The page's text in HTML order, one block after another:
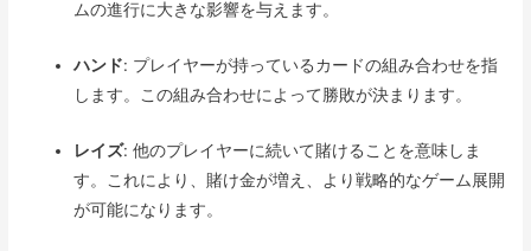
ムの進行に大きな影響を与えます。
ハンド: プレイヤーが持っているカードの組み合わせを指
します。この組み合わせによって勝敗が決まります。
レイズ: 他のプレイヤーに続いて賭けることを意味しま
す。これにより、賭け金が増え、より戦略的なゲーム展開
が可能になります。